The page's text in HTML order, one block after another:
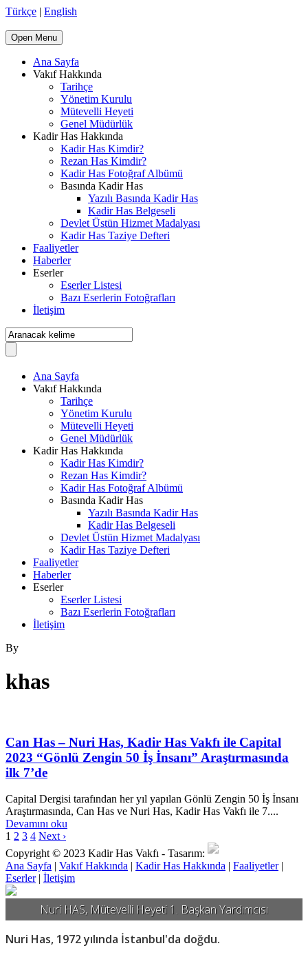
Türkçe | English
Open Menu
Ana Sayfa
Vakıf Hakkında
Tarihçe
Yönetim Kurulu
Mütevelli Heyeti
Genel Müdürlük
Kadir Has Hakkında
Kadir Has Kimdir?
Rezan Has Kimdir?
Kadir Has Fotoğraf Albümü
Basında Kadir Has
Yazılı Basında Kadir Has
Kadir Has Belgeseli
Devlet Üstün Hizmet Madalyası
Kadir Has Taziye Defteri
Faaliyetler
Haberler
Eserler
Eserler Listesi
Bazı Eserlerin Fotoğrafları
İletişim
Ana Sayfa
Vakıf Hakkında
Tarihçe
Yönetim Kurulu
Mütevelli Heyeti
Genel Müdürlük
Kadir Has Hakkında
Kadir Has Kimdir?
Rezan Has Kimdir?
Kadir Has Fotoğraf Albümü
Basında Kadir Has
Yazılı Basında Kadir Has
Kadir Has Belgeseli
Devlet Üstün Hizmet Madalyası
Kadir Has Taziye Defteri
Faaliyetler
Haberler
Eserler
Eserler Listesi
Bazı Eserlerin Fotoğrafları
İletişim
By
khas
Can Has – Nuri Has, Kadir Has Vakfı ile Capital
2023 “Gönlü Zengin 50 İş İnsanı” Araştırmasında
ilk 7’de
Capital Dergisi tarafından her yıl yapılan Gönlü Zengin 50 İş İnsanı
Araştırmasında, Can Has ve Nuri Has, Kadir Has Vakfı ile 7....
Devamını oku
1 2 3 4 Next ›
Copyright © 2023 Kadir Has Vakfı - Tasarım:
Ana Sayfa | Vakıf Hakkında | Kadir Has Hakkında | Faaliyetler|
Eserler| İletişim
Nuri HAS, Mütevelli Heyeti 1. Başkan Yardımcısı
Nuri Has, 1972 yılında İstanbul'da doğdu.